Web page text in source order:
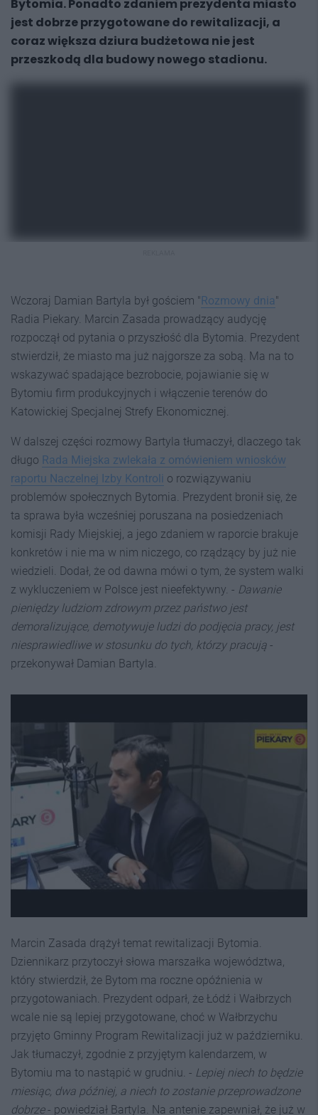
Bytomia. Ponadto zdaniem prezydenta miasto
jest dobrze przygotowane do rewitalizacji, a
coraz większa dziura budżetowa nie jest
przeszkodą dla budowy nowego stadionu.
Wczoraj Damian Bartyla był gościem "Rozmowy dnia"
Radia Piekary. Marcin Zasada prowadzący audycję
rozpoczął od pytania o przyszłość dla Bytomia. Prezydent
stwierdził, że miasto ma już najgorsze za sobą. Ma na to
wskazywać spadające bezrobocie, pojawianie się w
Bytomiu firm produkcyjnych i włączenie terenów do
Katowickiej Specjalnej Strefy Ekonomicznej.
W dalszej części rozmowy Bartyla tłumaczył, dlaczego tak
długo Rada Miejska zwlekała z omówieniem wniosków
raportu Naczelnej Izby Kontroli o rozwiązywaniu
problemów społecznych Bytomia. Prezydent bronił się, że
ta sprawa była wcześniej poruszana na posiedzeniach
komisji Rady Miejskiej, a jego zdaniem w raporcie brakuje
konkretów i nie ma w nim niczego, co rządzący by już nie
wiedzieli. Dodał, że od dawna mówi o tym, że system walki
z wykluczeniem w Polsce jest nieefektywny. - Dawanie
pieniędzy ludziom zdrowym przez państwo jest
demoralizujące, demotywuje ludzi do podjęcia pracy, jest
niesprawiedliwe w stosunku do tych, którzy pracują -
przekonywał Damian Bartyla.
Marcin Zasada drążył temat rewitalizacji Bytomia.
Dziennikarz przytoczył słowa marszałka województwa,
który stwierdził, że Bytom ma roczne opóźnienia w
przygotowaniach. Prezydent odparł, że Łódź i Wałbrzych
wcale nie są lepiej przygotowane, choć w Wałbrzychu
przyjęto Gminny Program Rewitalizacji już w październiku.
Jak tłumaczył, zgodnie z przyjętym kalendarzem, w
Bytomiu ma to nastąpić w grudniu. - Lepiej niech to będzie
miesiąc, dwa później, a niech to zostanie przeprowadzone
dobrze- powiedział Bartyla. Na antenie zapewniał, że już w